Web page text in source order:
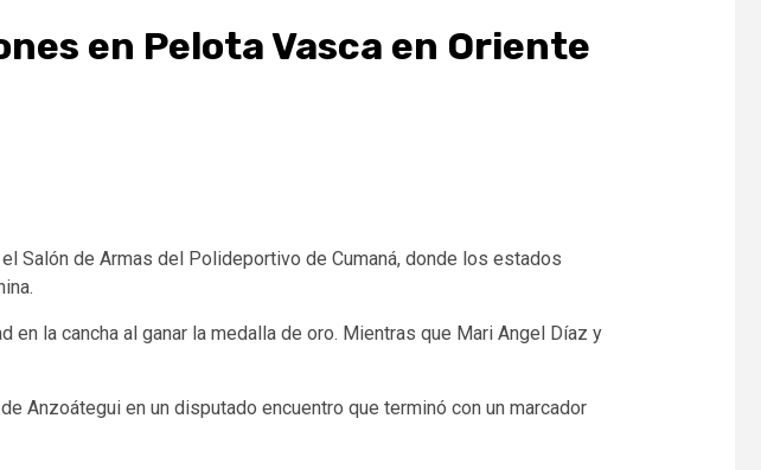
en Pelota Vasca en Oriente
Salón de Armas del Polideportivo de Cumaná, donde los estados
la cancha al ganar la medalla de oro. Mientras que Mari Angel Díaz y
Anzoátegui en un disputado encuentro que terminó con un marcador